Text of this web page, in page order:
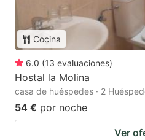
Cocina
6.0 (13 evaluaciones)
Hostal la Molina
casa de huéspedes · 2
54 € por noche
Ver